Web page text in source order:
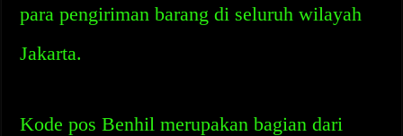
para pengiriman barang di seluruh wilayah
Jakarta.
Kode pos Benhil merupakan bagian dari